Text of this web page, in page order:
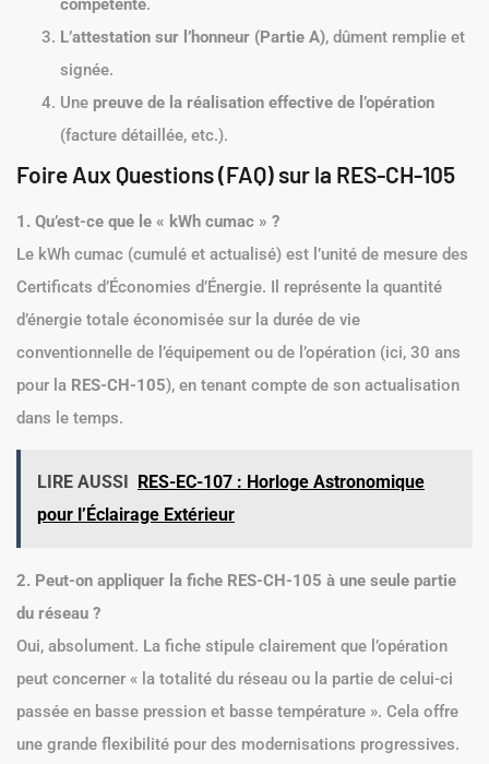
compétente.
L’attestation sur l’honneur (Partie A), dûment remplie et
signée.
Une preuve de la réalisation effective de l’opération
(facture détaillée, etc.).
Foire Aux Questions (FAQ) sur la RES-CH-105
1. Qu’est-ce que le « kWh cumac » ?
Le kWh cumac (cumulé et actualisé) est l’unité de mesure des
Certificats d’Économies d’Énergie. Il représente la quantité
d’énergie totale économisée sur la durée de vie
conventionnelle de l’équipement ou de l’opération (ici, 30 ans
pour la RES-CH-105), en tenant compte de son actualisation
dans le temps.
LIRE AUSSI
RES-EC-107 : Horloge Astronomique
pour l’Éclairage Extérieur
2. Peut-on appliquer la fiche RES-CH-105 à une seule partie
du réseau ?
Oui, absolument. La fiche stipule clairement que l’opération
peut concerner « la totalité du réseau ou la partie de celui-ci
passée en basse pression et basse température ». Cela offre
une grande flexibilité pour des modernisations progressives.